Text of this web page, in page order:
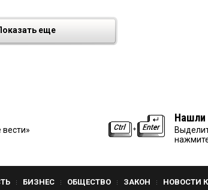
еще
Нашли
БИЗНЕС ОБЩЕСТВО ЗАКОН НОВОСТИ